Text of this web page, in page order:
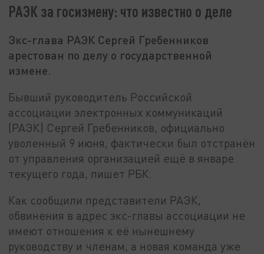
РАЭК за госизмену: что известно о деле
Экс-глава РАЭК Сергей Гребенников
арестован по делу о государственной
измене.
Бывший руководитель Российской
ассоциации электронных коммуникаций
(РАЭК) Сергей Гребенников, официально
уволенный 9 июня, фактически был отстранён
от управления организацией ещё в январе
текущего года, пишет РБК.
Как сообщили представители РАЭК,
обвинения в адрес экс-главы ассоциации не
имеют отношения к её нынешнему
руководству и членам, а новая команда уже